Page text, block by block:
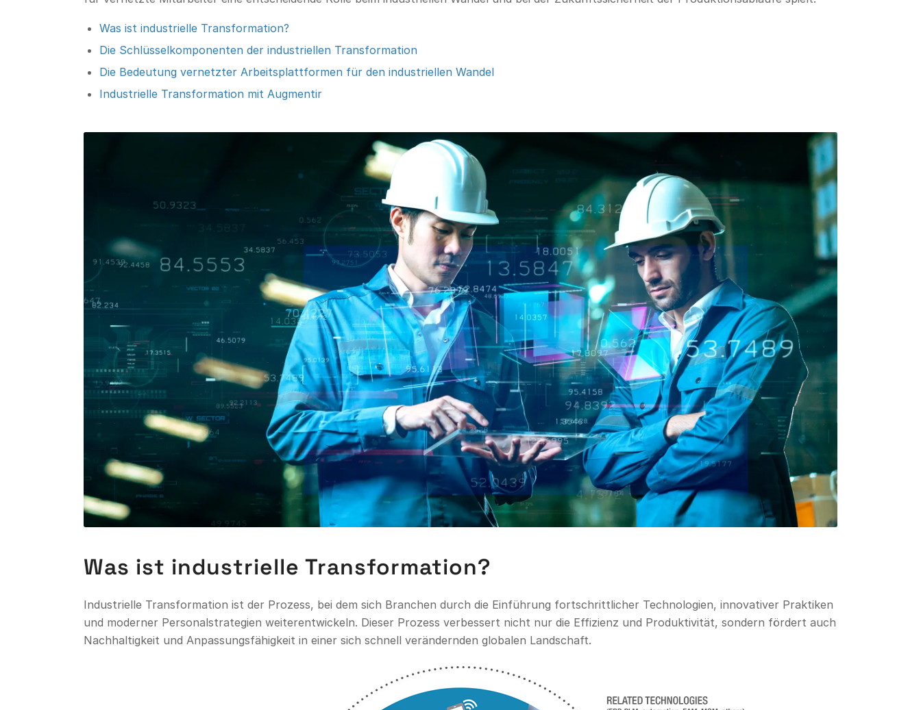
Was ist industrielle Transformation?
Die Schlüsselkomponenten der industriellen Transformation
Die Bedeutung vernetzter Arbeitsplattformen für den industriellen Wandel
Industrielle Transformation mit Augmentir
Was ist industrielle Transformation?
Industrielle Transformation ist der Prozess, bei dem sich Branchen durch die Einführung fortschrittlicher Technologien, innovativer Praktiken
und moderner Personalstrategien weiterentwickeln. Dieser Prozess verbessert nicht nur die Effizienz und Produktivität, sondern fördert auch
Nachhaltigkeit und Anpassungsfähigkeit in einer sich schnell verändernden globalen Landschaft.